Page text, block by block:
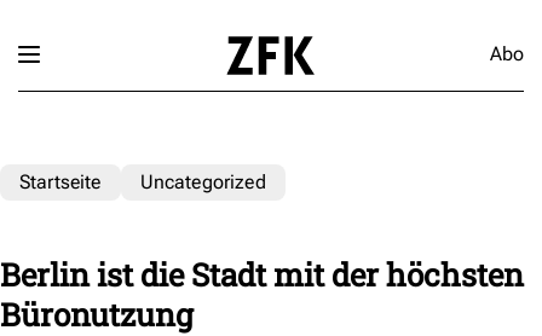
Abo
Startseite Uncategorized
Berlin ist die Stadt mit der höchsten
Büronutzung